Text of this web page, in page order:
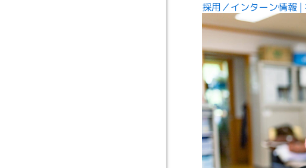
採用／インターン情報